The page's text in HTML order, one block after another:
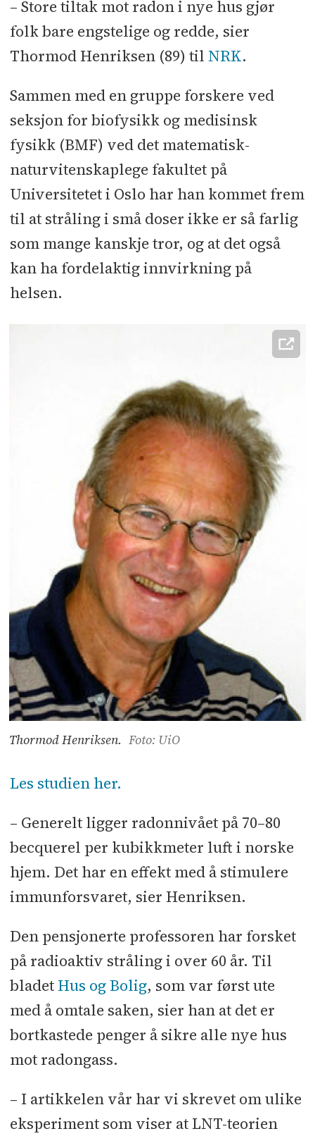
– Store tiltak mot radon i nye hus gjør
folk bare engstelige og redde, sier
Thormod Henriksen (89) til NRK.
Sammen med en gruppe forskere ved
seksjon for biofysikk og medisinsk
fysikk (BMF) ved det matematisk-
naturvitenskaplege fakultet på
Universitetet i Oslo har han kommet frem
til at stråling i små doser ikke er så farlig
som mange kanskje tror, og at det også
kan ha fordelaktig innvirkning på
helsen.
Thormod Henriksen. Foto: UiO
Les studien her.
– Generelt ligger radonnivået på 70–80
becquerel per kubikkmeter luft i norske
hjem. Det har en effekt med å stimulere
immunforsvaret, sier Henriksen.
Den pensjonerte professoren har forsket
på radioaktiv stråling i over 60 år. Til
bladet Hus og Bolig, som var først ute
med å omtale saken, sier han at det er
bortkastede penger å sikre alle nye hus
mot radongass.
– I artikkelen vår har vi skrevet om ulike
eksperiment som viser at LNT-teorien